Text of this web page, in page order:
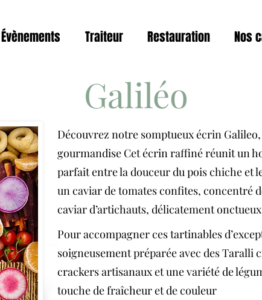
Évènements Traiteur Restauration Nos
Galiléo
Découvrez notre somptueux écrin
gourmandise Cet écrin raffiné réunit un
parfait entre la douceur du pois chiche et
un caviar de tomates confites, concentré
caviar d’artichauts, délicatement
Pour accompagner ces tartinables
soigneusement préparée avec des Taralli
crackers artisanaux et une variété de
touche de fraîcheur et de couleur